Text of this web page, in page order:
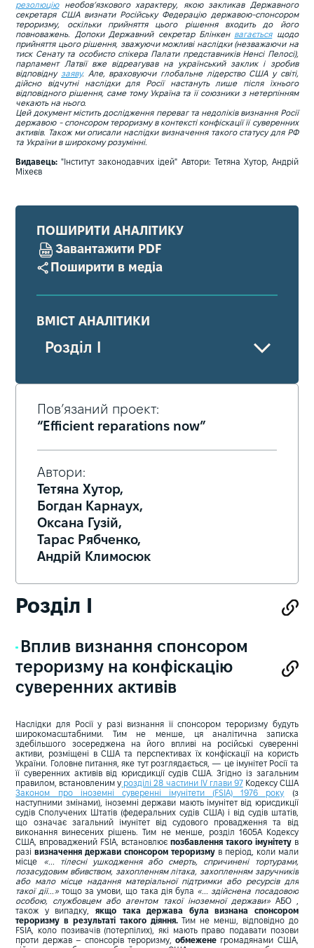
резолюціюнеобовʼязкового характеру, якою закликав Державного
секретаря США визнати Російську Федерацію державою-спонсором
тероризму, оскільки прийняття цього рішення входить до його
повноважень. Допоки Державний секретар Блінкен вагаєтьсящодо
прийняття цього рішення, зважуючи можливі наслідки (незважаючи на
тиск Сенату та особисто спікера Палати представників Ненсі Пелосі),
парламент Латвії вже відреагував на український заклик і зробив
відповідну заяву. Але, враховуючи глобальне лідерство США у світі,
дійсно відчутні наслідки для Росії настануть лише після їхнього
відповідного рішення, саме тому Україна та її союзники з нетерпінням
чекають на нього.
Цей документ містить дослідження переваг та недоліків визнання Росії
державою - спонсором тероризму в контексті конфіскації її суверенних
активів. Також ми описали наслідки визначення такого статусу для РФ
та України в широкому розумінні.
Видавець: "Інститут законодавчих ідей" Автори: Тетяна Хутор, Андрій
Міхеєв
ПОШИРИТИ АНАЛІТИКУ
Завантажити PDF
Поширити в медіа
ВМІСТ АНАЛІТИКИ
Розділ І
Пов’язаний проект:
“Efficient reparations now”
Автори:
Тетяна Хутор,
Богдан Карнаух,
Оксана Гузій,
Тарас Рябченко,
Андрій Климосюк
Розділ І
Вплив визнання спонсором
тероризму на конфіскацію
суверенних активів
Наслідки для Росії у разі визнання її спонсором тероризму будуть
широкомасштабними. Тим не менше, ця аналітична записка
здебільшого зосереджена на його впливі на російські суверенні
активи, розміщені в США та перспективах їх конфіскації на користь
України. Головне питання, яке тут розглядається, — це імунітет Росії та
її суверенних активів від юрисдикції судів США. Згідно із загальним
правилом, встановленим у розділі 28 частини IV глави 97Кодексу США
Законом про іноземні суверенні імунітети (FSIA) 1976 року (з
наступними змінами), іноземні держави мають імунітет від юрисдикції
судів Сполучених Штатів (федеральних судів США) і від судів штатів,
що означає загальний імунітет від судового провадження та від
виконання винесених рішень. Тим не менше, розділ 1605A Кодексу
США, впроваджений FSIA, встановлює позбавлення такого імунітетув
разівизначення держави спонсором тероризму в період, коли мали
місце
«... тілесні ушкодження або смерть, спричинені тортурами,
позасудовим вбивством, захопленням літака, захопленням заручників
або мало місце надання матеріальної підтримки або ресурсів для
такої дії...»тощо за умови, що така дія була «... здійснена посадовою
особою, службовцем або агентом такої іноземної держави»АБО ,
також у випадку, якщо така держава була визнана спонсором
тероризму в результаті такого діяння.Тим не менш, відповідно до
FSIA, коло позивачів (потерпілих), які мають право подавати позови
проти держав – спонсорів тероризму,обмежене громадянами США,